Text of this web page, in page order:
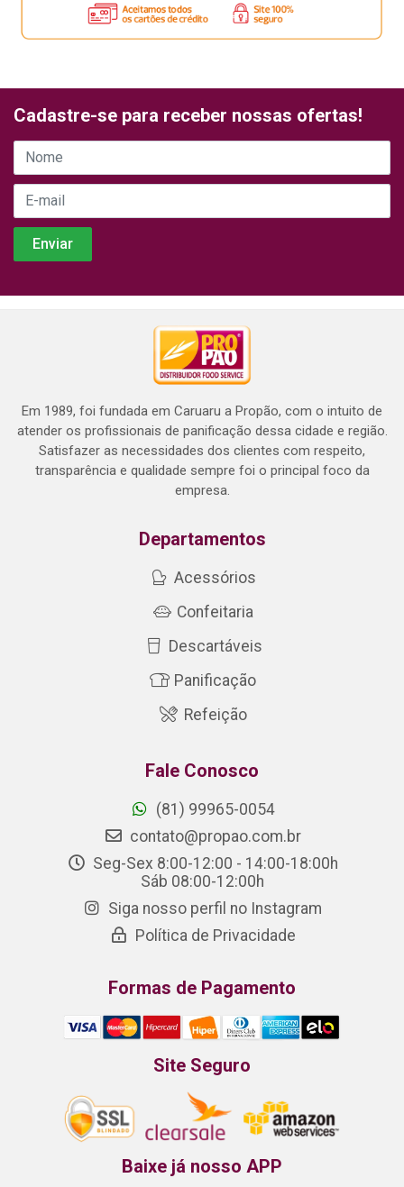
Cadastre-se para receber nossas ofertas!
Em 1989, foi fundada em Caruaru a Propão, com o intuito de
atender os profissionais de panificação dessa cidade e região.
Satisfazer as necessidades dos clientes com respeito,
transparência e qualidade sempre foi o principal foco da
empresa.
Departamentos
Acessórios
Confeitaria
Descartáveis
Panificação
Refeição
Fale Conosco
(81) 99965-0054
contato@propao.com.br
Seg-Sex 8:00-12:00 - 14:00-18:00h
Sáb 08:00-12:00h
Siga nosso perfil no Instagram
Política de Privacidade
Formas de Pagamento
Site Seguro
Baixe já nosso APP